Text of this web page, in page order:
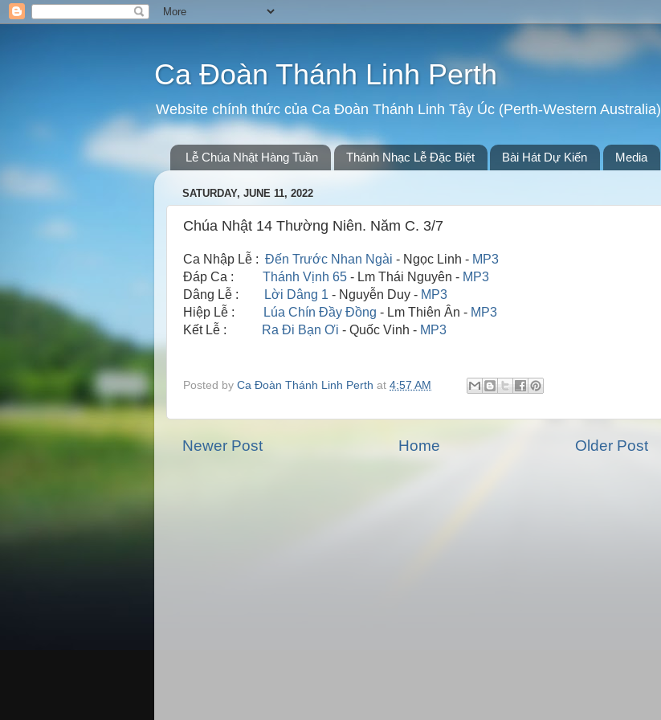
Ca Đoàn Thánh Linh Perth
Website chính thức của Ca Đoàn Thánh Linh Tây Úc (Perth-Western Australia)
Lễ Chúa Nhật Hàng Tuần Thánh Nhạc Lễ Đặc Biệt Bài Hát Dự Kiến Media
SATURDAY, JUNE 11, 2022
Chúa Nhật 14 Thường Niên. Năm C. 3/7
Ca Nhập Lễ : Đến Trước Nhan Ngài - Ngọc Linh - MP3
Đáp Ca :
Thánh Vịnh 65 - Lm Thái Nguyên - MP3
Dâng Lễ :
Lời Dâng 1 - Nguyễn Duy - MP3
Hiệp Lễ :
Lúa Chín Đầy Đồng - Lm Thiên Ân - MP3
Kết Lễ :
Ra Đi Bạn Ơi - Quốc Vinh - MP3
Posted by Ca Đoàn Thánh Linh Perth at 4:57 AM
Newer Post Older Post
Home